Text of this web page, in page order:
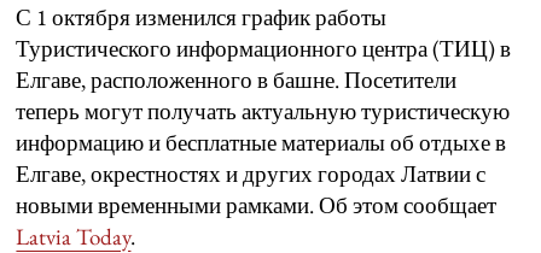
С 1 октября изменился график работы
Туристического информационного центра (ТИЦ) в
Елгаве, расположенного в башне. Посетители
теперь могут получать актуальную туристическую
информацию и бесплатные материалы об отдыхе в
Елгаве, окрестностях и других городах Латвии с
новыми временными рамками. Об этом сообщает
Latvia Today.